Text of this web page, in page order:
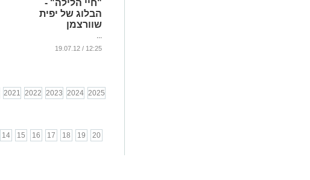
"חיי הלילה" -
הבלוג של יפית
שוורצמן
...
12:25 / 19.07.12
2021 2022 2023 2024 2025
14 15 16 17 18 19
20